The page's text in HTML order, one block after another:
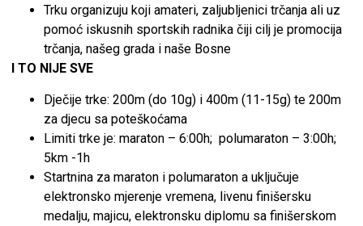
Trku organizuju koji amateri, zaljubljenici trčanja ali uz
pomoć iskusnih sportskih radnika čiji cilj je promocija
trčanja, našeg grada i naše Bosne
I TO NIJE SVE
Dječije trke: 200m (do 10g) i 400m (11-15g) te 200m
za djecu sa poteškoćama
Limiti trke je: maraton – 6:00h; polumaraton – 3:00h;
5km -1h
Startnina za maraton i polumaraton a uključuje
elektronsko mjerenje vremena, livenu finišersku
medalju, majicu, elektronsku diplomu sa finišerskom